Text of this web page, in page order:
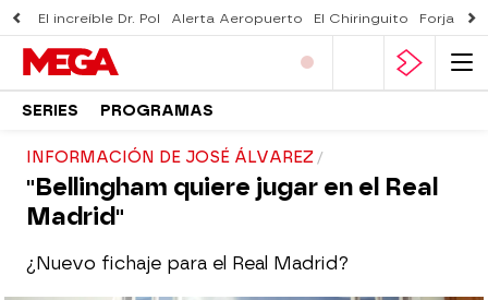
El increíble Dr. Pol Alerta Aeropuerto El Chiringuito Forjado
SERIES PROGRAMAS
INFORMACIÓN DE JOSÉ ÁLVAREZ
"Bellingham quiere jugar en el Real
Madrid"
¿Nuevo fichaje para el Real Madrid?